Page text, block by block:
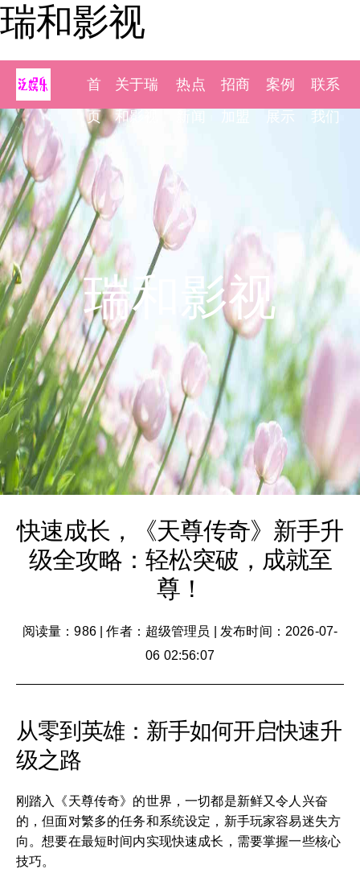
瑞和影视
首
页
关于瑞
和影视
热点
招商
案例
展示
联系
我们
瑞和影视
快速成长，《天尊传奇》新手升
级全攻略：轻松突破，成就至
尊！
阅读量：986|作者：超级管理员
发布时间：2026-07-
06 02:56:07
从零到英雄：新手如何开启快速升
级之路
刚踏入《天尊传奇》的世界，一切都是新鲜又令人兴奋
的，但面对繁多的任务和系统设定，新手玩家容易迷失方
向。想要在最短时间内实现快速成长，需要掌握一些核心
技巧。